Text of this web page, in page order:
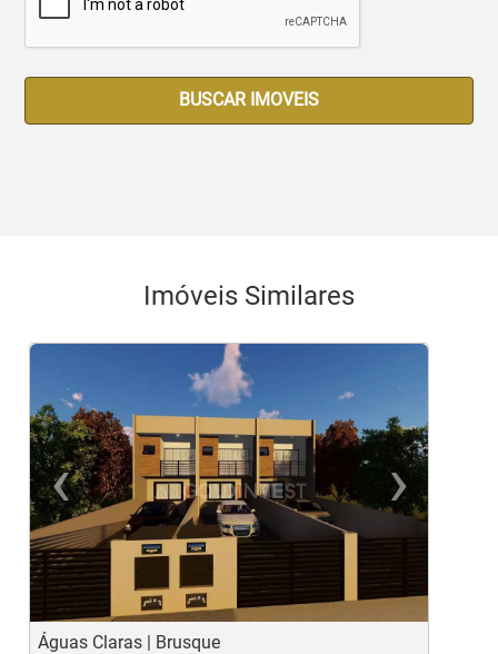
BUSCAR IMOVEIS
Imóveis Similares
‹
Previous
›
Águas Claras | Brusque